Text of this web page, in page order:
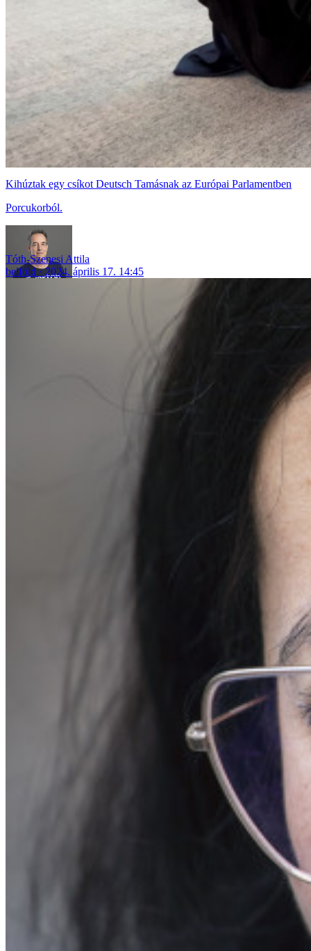
Kihúztak egy csíkot Deutsch Tamásnak az Európai Parlamentben
Porcukorból.
Tóth-Szenesi Attila
belföld
2024. április 17. 14:45